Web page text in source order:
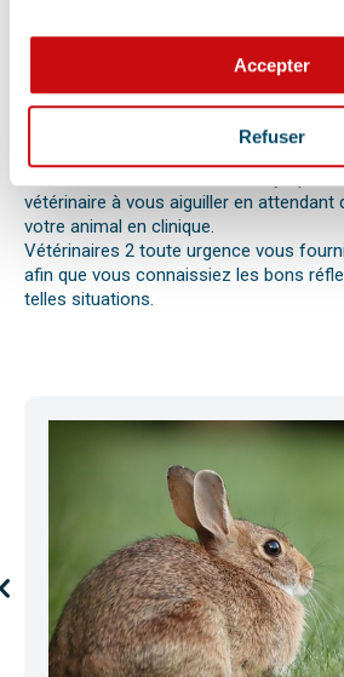
Accepter
Refuser
Différentes causes peuvent être à
votre compagnon. Il peut s’agir en effet
réaction allergique avec œdème de
ou envenimation, d’un syndrome
l’estomac chez le chien, d’une mise
vétérinaire à vous aiguiller en attendant
votre animal en clinique.
Vétérinaires 2 toute urgence vous
afin que vous connaissiez les bons
telles situations.